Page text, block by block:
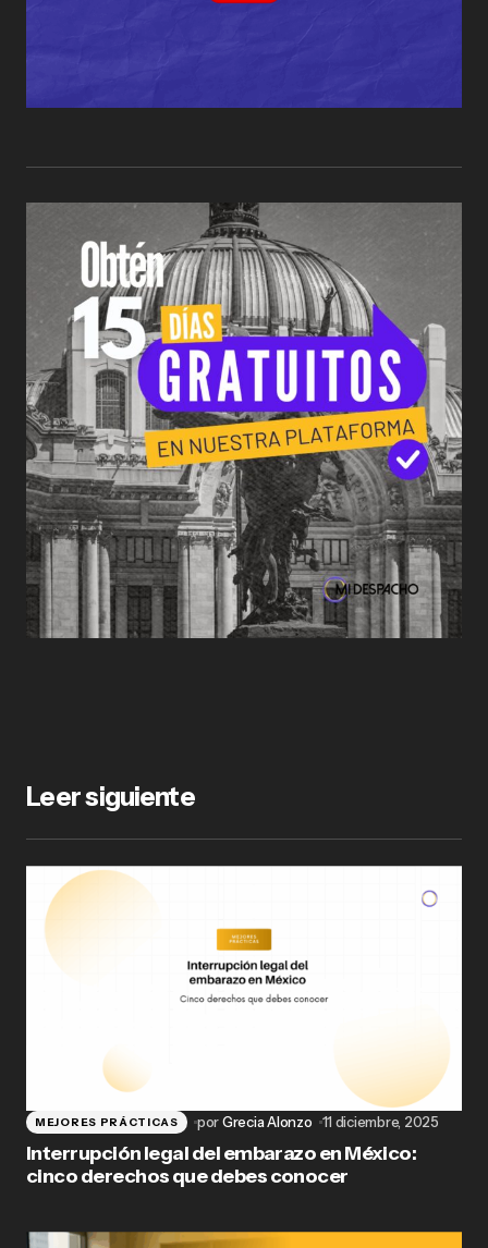
Leer siguiente
MEJORES PRÁCTICAS porGrecia Alonzo 11 diciembre, 2025
Interrupción legal del embarazo en México:
cinco derechos que debes conocer